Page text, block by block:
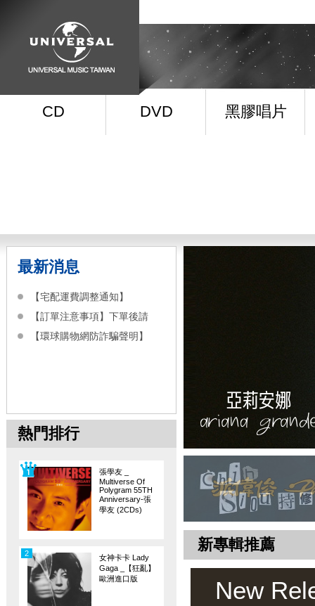
CD DVD 黑膠唱片
最新消息
【宅配運費調整通知】
【訂單注意事項】下單後請
【環球購物網防詐騙聲明】
熱門排行
張學友 _
Multiverse Of
Polygram 55TH
Anniversary-張
學友 (2CDs)
女神卡卡 Lady
Gaga _【狂亂】
歐洲進口版
2 新專輯推薦
New